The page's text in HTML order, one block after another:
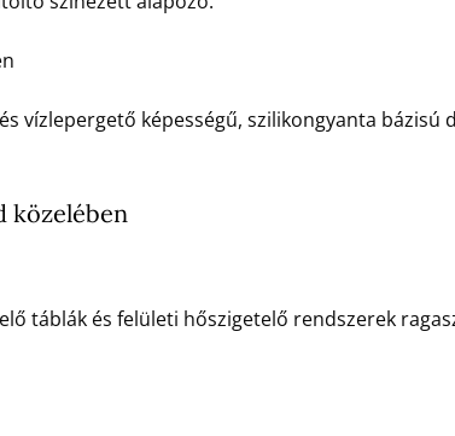
vízlepergető képességű, szilikongyanta bázisú
közelében
táblák és felületi hőszigetelő rendszerek